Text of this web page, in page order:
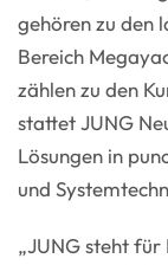
gehören zu den
Bereich
zählen zu den
stattet JUNG
Lösungen in
und
„JUNG steht